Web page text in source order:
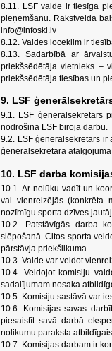
8.11. LSF valde ir tiesīga
pieņemšanu. Rakstveida
info@infoski.lv
8.12. Valdes loceklim ir
8.13. Sadarbībā ar
priekšsēdētāja vietnieks –
priekšsēdētāja tiesības un
9. LSF
9.1. LSF ģenerālsekretārs
nodrošina LSF biroja darbu.
9.2. LSF ģenerālsekretārs
ģenerālsekretāra
10. LSF darba
10.1. Ar nolūku vadīt un
vai vienreizējās (konkrēta
nozīmīgu sporta dzīves
10.2. Patstāvīgās darba
slēpošanā. Citos sporta
pārstāvja priekšlikuma.
10.3. Valde var veidot
10.4. Veidojot komisiju
sadalījumam nosaka
10.5. Komisiju sastāvā var
10.6. Komisijas savas
piesaistīt savā darbā
nolikumu paraksta
10.7. Komisijas darbam ir